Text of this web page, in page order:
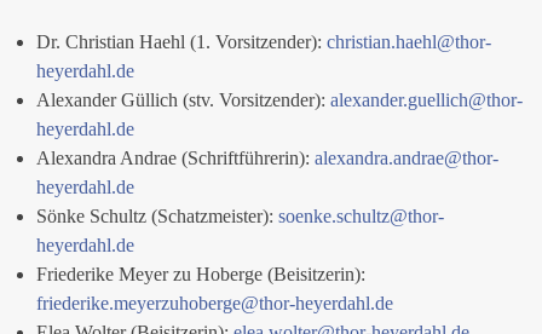
Dr. Christian Haehl (1. Vorsitzender): christian.haehl@thor-
heyerdahl.de
Alexander Güllich (stv. Vorsitzender): alexander.guellich@thor-
heyerdahl.de
Alexandra Andrae (Schriftführerin): alexandra.andrae@thor-
heyerdahl.de
Sönke Schultz (Schatzmeister): soenke.schultz@thor-
heyerdahl.de
Friederike Meyer zu Hoberge (Beisitzerin):
friederike.meyerzuhoberge@thor-heyerdahl.de